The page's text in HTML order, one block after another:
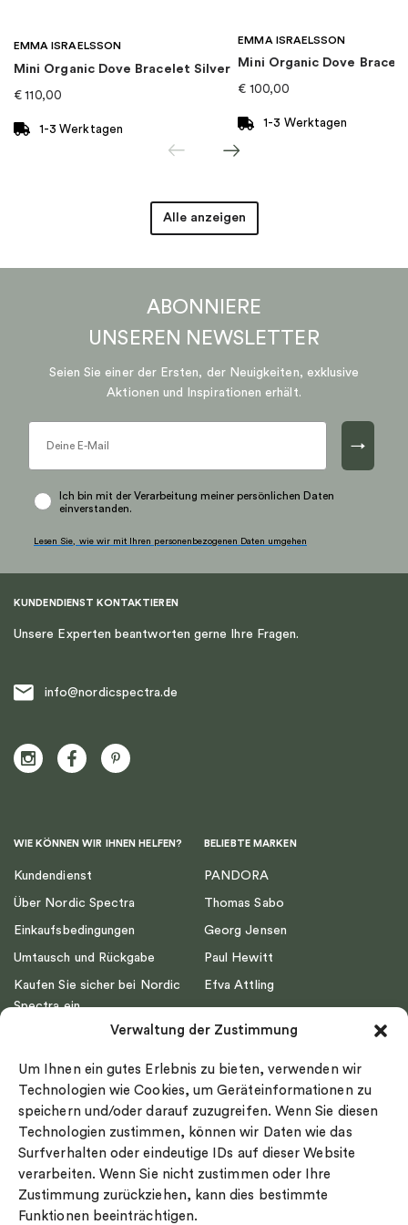
Verwaltung der Zustimmung
Um Ihnen ein gutes Erlebnis zu bieten, verwenden wir
Technologien wie Cookies, um Geräteinformationen zu
speichern und/oder darauf zuzugreifen. Wenn Sie diesen
Technologien zustimmen, können wir Daten wie das
Surfverhalten oder eindeutige IDs auf dieser Website
verarbeiten. Wenn Sie nicht zustimmen oder Ihre
Zustimmung zurückziehen, kann dies bestimmte
Funktionen beeinträchtigen.
EMMA ISRAELSSON
Mini Organic Dove Bracelet Silver
€ 110,00
1-3 Werktagen
EMMA ISRAELSSON
Mini Organic Dove
€ 100,00
1-3 Werktagen
Alle anzeigen
ABONNIERE
UNSEREN NEWSLETTER
Seien Sie einer der Ersten, der Neuigkeiten, exklusive
Aktionen und Inspirationen erhält.
→
Ich bin mit der Verarbeitung meiner persönlichen Daten
einverstanden.
Lesen Sie, wie wir mit Ihren personenbezogenen Daten umgehen
KUNDENDIENST KONTAKTIEREN
Unsere Experten beantworten gerne Ihre Fragen.
info@nordicspectra.de
WIE KÖNNEN WIR IHNEN HELFEN?
Kundendienst
Über Nordic Spectra
Einkaufsbedingungen
Umtausch und Rückgabe
Kaufen Sie sicher bei Nordic
Spectra ein
Impressum
Ringgröße
Widerrufsrecht
Cookie-policy
Sekretesspolicy
BELIEBTE MARKEN
PANDORA
Thomas Sabo
Georg Jensen
Paul Hewitt
Efva Attling
Drakenberg Sjölin
Nordic Spectra